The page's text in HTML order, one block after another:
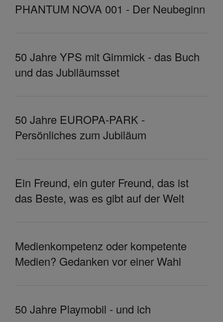
PHANTUM NOVA 001 - Der Neubeginn
50 Jahre YPS mit Gimmick - das Buch
und das Jubiläumsset
50 Jahre EUROPA-PARK -
Persönliches zum Jubiläum
Ein Freund, ein guter Freund, das ist
das Beste, was es gibt auf der Welt
Medienkompetenz oder kompetente
Medien? Gedanken vor einer Wahl
50 Jahre Playmobil - und ich